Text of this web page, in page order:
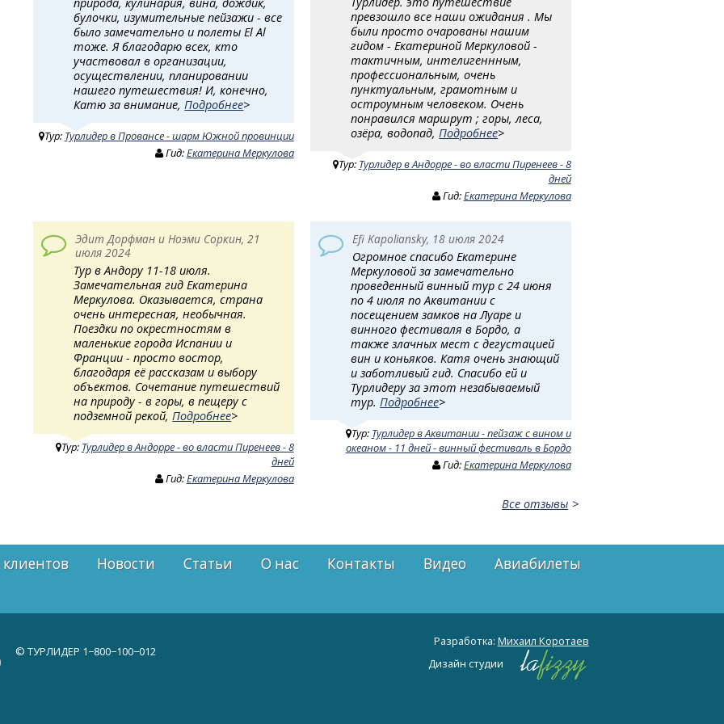
булочки, изумительные пейзажи - все
было замечательно и полеты El Al
тоже. Я благодарю всех, кто
участвовал в организации,
осуществлении, планировании
нашего путешествия! И, конечно,
Катю за внимание, Подробнее>
Тур: Турлидер в Провансе - шарм Южной провинции
Гид:Екатерина Меркулова
превзошло все наши ожидания . Мы
были просто очарованы нашим
гидом - Екатериной Меркуловой -
тактичным, интелигеннным,
профессиональным, очень
пунктуальным, грамотным и
остроумным человеком. Очень
понравился маршрут ; горы, леса,
озёра, водопад, Подробнее>
Тур: Турлидер в Андорре - во власти Пиренеев - 8
дней
Гид:Екатерина Меркулова
Эдит Дорфман и Ноэми Соркин, 21
июля 2024
Тур в Андору 11-18 июля.
Замечательная гид Екатерина
Меркулова. Оказывается, страна
очень интересная, необычная.
Поездки по окрестностям в
маленькие города Испании и
Франции - просто востор,
благодаря её рассказам и выбору
объектов. Сочетание путешествий
на природу - в горы, в пещеру с
подземной рекой,Подробнее>
Тур: Турлидер в Андорре - во власти Пиренеев - 8
дней
Гид:Екатерина Меркулова
Efi Kapoliansky, 18 июля 2024
Огромное спасибо Екатерине
Меркуловой за замечательно
проведенный винный тур с 24 июня
по 4 июля по Аквитании с
посещением замков на Луаре и
винного фестиваля в Бордо, а
также злачных мест с дегустацией
вин и коньяков. Катя очень знающий
и заботливый гид. Спасибо ей и
Турлидеру за этот незабываемый
тур.Подробнее>
Тур: Турлидер в Аквитании - пейзаж с вином и
океаном - 11 дней - винный фестиваль в Бордо
Гид:Екатерина Меркулова
Все отзывы
Новости Статьи О нас Контакты Видео
Авиабилеты
© ТУРЛИДЕР 1−800−100−012
Разработка: Михаил Коротаев
Дизайн студии